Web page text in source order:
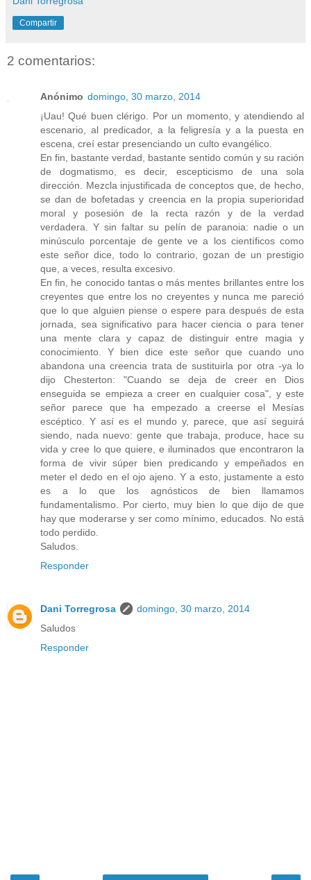
Compartir
2 comentarios:
Anónimo domingo, 30 marzo, 2014
¡Uau! Qué buen clérigo. Por un momento, y atendiendo al
escenario, al predicador, a la feligresía y a la puesta en
escena, creí estar presenciando un culto evangélico.
En fin, bastante verdad, bastante sentido común y su ración
de dogmatismo, es decir, escepticismo de una sola
dirección. Mezcla injustificada de conceptos que, de hecho,
se dan de bofetadas y creencia en la propia superioridad
moral y posesión de la recta razón y de la verdad
verdadera. Y sin faltar su pelín de paranoia: nadie o un
minúsculo porcentaje de gente ve a los científicos como
este señor dice, todo lo contrario, gozan de un prestigio
que, a veces, resulta excesivo.
En fin, he conocido tantas o más mentes brillantes entre los
creyentes que entre los no creyentes y nunca me pareció
que lo que alguien piense o espere para después de esta
jornada, sea significativo para hacer ciencia o para tener
una mente clara y capaz de distinguir entre magia y
conocimiento. Y bien dice este señor que cuando uno
abandona una creencia trata de sustituirla por otra -ya lo
dijo Chesterton: "Cuando se deja de creer en Dios
enseguida se empieza a creer en cualquier cosa", y este
señor parece que ha empezado a creerse el Mesías
escéptico. Y así es el mundo y, parece, que así seguirá
siendo, nada nuevo: gente que trabaja, produce, hace su
vida y cree lo que quiere, e iluminados que encontraron la
forma de vivir súper bien predicando y empeñados en
meter el dedo en el ojo ajeno. Y a esto, justamente a esto
es a lo que los agnósticos de bien llamamos
fundamentalismo. Por cierto, muy bien lo que dijo de que
hay que moderarse y ser como mínimo, educados. No está
todo perdido.
Saludos.
Responder
Dani Torregrosa
domingo, 30 marzo, 2014
Saludos
Responder